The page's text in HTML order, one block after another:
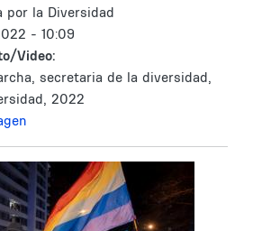
por la Diversidad
- 10:09
Video:
secretaria de la diversidad,
2022